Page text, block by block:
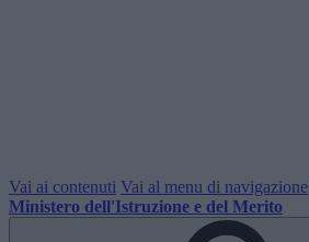
Vai ai contenuti Vai al menu di navigazione
Ministero dell'Istruzione e del Merito